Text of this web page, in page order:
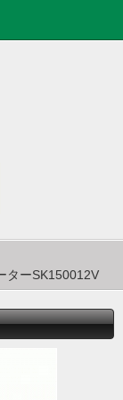
ターSK150012V